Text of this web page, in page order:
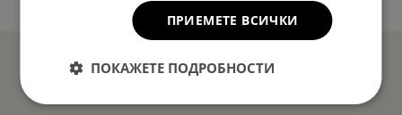
ПРИЕМЕТЕ ВСИЧКИ
ПОКАЖЕТЕ ПОДРОБНОСТИ